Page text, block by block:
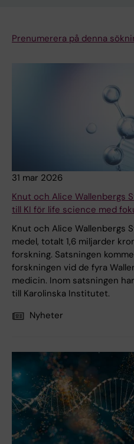
Prenumerera på denna
31 mar 2026
Knut och Alice Wallenbergs
till KI för life science med
Knut och Alice Wallenbergs
medel, totalt 1,6 miljarder
forskning. Satsningen
forskningen vid de fyra
medicin. Inom satsningen
till Karolinska Institutet.
Nyheter